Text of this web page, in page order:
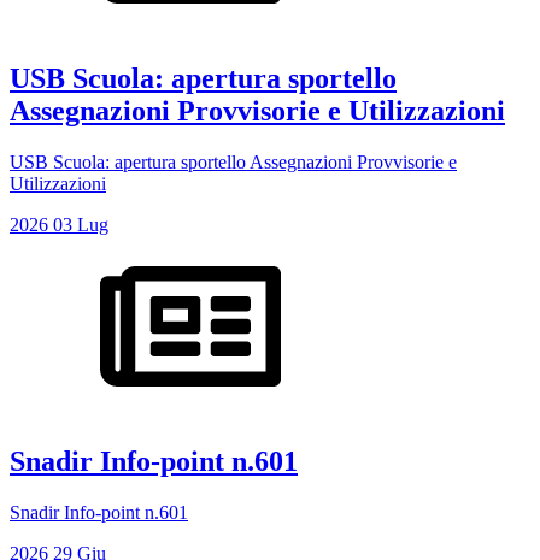
USB Scuola: apertura sportello
Assegnazioni Provvisorie e Utilizzazioni
USB Scuola: apertura sportello Assegnazioni Provvisorie e
Utilizzazioni
2026 03 Lug
Snadir Info-point n.601
Snadir Info-point n.601
2026 29 Giu